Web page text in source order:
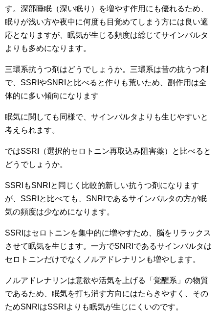
す。深部睡眠（深い眠り）を増やす作用にも優れるため、
眠りが浅い方や夜中に何度も目覚めてしまう方には良い適
応となりますが、眠気が生じる頻度は総じてサインバルタ
よりも多めになります。
三環系抗うつ剤はどうでしょうか。三環系は昔の抗うつ剤
で、SSRIやSNRIと比べると作りも荒いため、副作用は全
体的に多い傾向になります
眠気に関しても同様で、サインバルタよりも生じやすいと
考えられます。
ではSSRI（選択的セロトニン再取込み阻害薬）と比べると
どうでしょうか。
SSRIもSNRIと同じく比較的新しい抗うつ剤になります
が、SSRIと比べても、SNRIであるサインバルタの方が眠
気の頻度は少なめになります。
SSRIはセロトニンを集中的に増やすため、脳をリラックス
させて眠気を生じます。一方でSNRIであるサインバルタは
セロトニンだけでなくノルアドレナリンも増やします。
ノルアドレナリンは意欲や活気を上げる「覚醒系」の物質
であるため、眠気を打ち消す方向にはたらきやすく、その
ためSNRIはSSRIよりも眠気が生じにくいのです。